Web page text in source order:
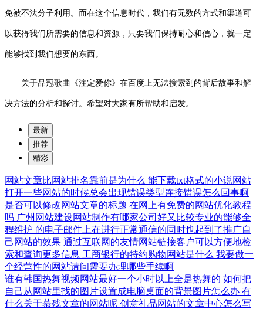
免被不法分子利用。而在这个信息时代，我们有无数的方式和渠道可
以获得我们所需要的信息和资源，只要我们保持耐心和信心，就一定
能够找到我们想要的东西。
关于品冠歌曲《注定爱你》在百度上无法搜索到的背后故事和解
决方法的分析和探讨。希望对大家有所帮助和启发。
最新
推荐
精彩
网站文章比网站排名靠前是为什么 能下载txt格式的小说网站
打开一些网站的时候总会出现错误类型连接错误怎么回事啊
是否可以修改网站文章的标题 在网上有免费的网站优化教程
吗 广州网站建设网站制作有哪家公司好又比较专业的能够全
程维护 的电子邮件上在进行正常通信的同时也起到了推广自
己网站的效果 通过互联网的友情网站链接客户可以方便地检
索和查询更多信息 工商银行的特约购物网站是什么 我要做一
个经营性的网站请问需要办理哪些手续啊
谁有韩国热舞视频网站最好一个小时以上全是热舞的 如何把
自己从网站里找的图片设置成电脑桌面的背景图片怎么办 有
什么关于慕残文章的网站呢 创意礼品网站的文章中心怎么写